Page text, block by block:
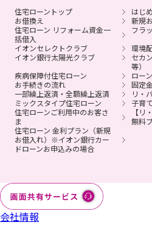
住宅ローントップ
はじ
お借換え
新規
住宅ローン リフォーム資金一
括借入
フラ
イオンセレクトクラブ
環境
イオン銀行太陽光クラブ
セカ
等）
疾病保障付住宅ローン
ロー
お手続きの流れ
固定
一部繰上返済・全額繰上返済
リ・
ミックスタイプ住宅ローン
子育
住宅ローンご利用中のお客さ
ま
【リ
無料
住宅ローン 金利プラン（新規
お借入れ）※イオン銀行カー
ドローンお申込みの場合
会社情報